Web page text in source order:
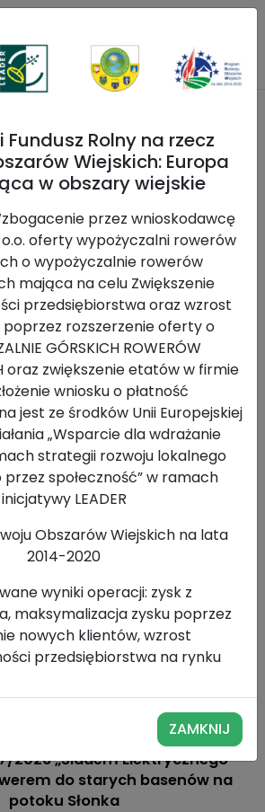
– Odkryj tajemnice
na dwóch kółkach
2026 „Śladem Elektrycznego
do starych basenów na
potoku Słonka
Fundusz Rolny na rzecz
Wiejskich: Europa
w obszary wiejskie
przez wnioskodawcę
oferty wypożyczalni rowerów
o wypożyczalnie rowerów
mająca na celu Zwiększenie
przedsiębiorstwa oraz wzrost
rozszerzenie oferty o
GÓRSKICH ROWERÓW
oraz zwiększenie etatów w firmie
wniosku o płatność
jest ze środków Unii Europejskiej
„Wsparcie dla wdrażanie
strategii rozwoju lokalnego
społeczność” w ramach
inicjatywy LEADER
Obszarów Wiejskich na lata
2014-2020
wyniki operacji: zysk z
maksymalizacja zysku poprzez
nowych klientów, wzrost
przedsiębiorstwa na rynku
ZAMKNIJ